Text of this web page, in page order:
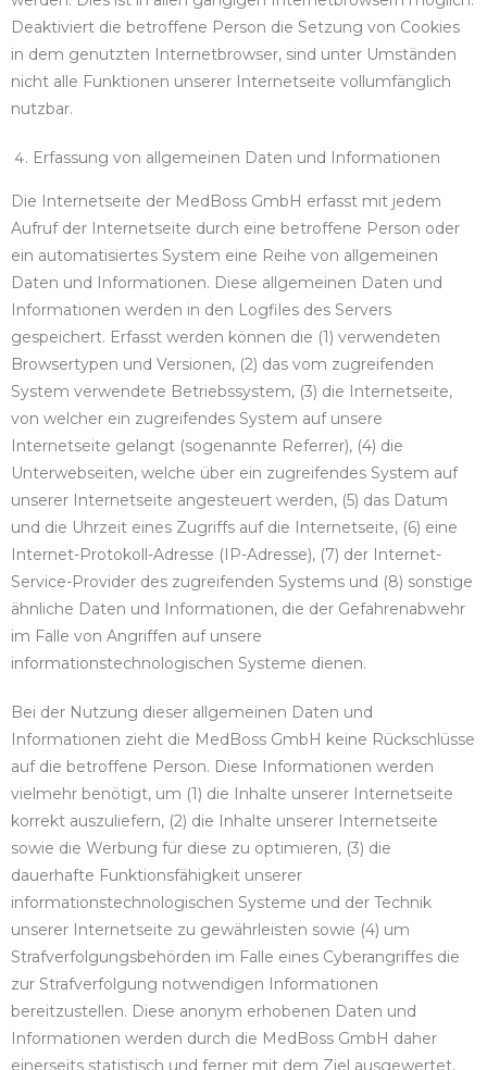
Deaktiviert die betroffene Person die Setzung von Cookies
in dem genutzten Internetbrowser, sind unter Umständen
nicht alle Funktionen unserer Internetseite vollumfänglich
nutzbar.
Erfassung von allgemeinen Daten und Informationen
Die Internetseite der MedBoss GmbH erfasst mit jedem
Aufruf der Internetseite durch eine betroffene Person oder
ein automatisiertes System eine Reihe von allgemeinen
Daten und Informationen. Diese allgemeinen Daten und
Informationen werden in den Logfiles des Servers
gespeichert. Erfasst werden können die (1) verwendeten
Browsertypen und Versionen, (2) das vom zugreifenden
System verwendete Betriebssystem, (3) die Internetseite,
von welcher ein zugreifendes System auf unsere
Internetseite gelangt (sogenannte Referrer), (4) die
Unterwebseiten, welche über ein zugreifendes System auf
unserer Internetseite angesteuert werden, (5) das Datum
und die Uhrzeit eines Zugriffs auf die Internetseite, (6) eine
Internet-Protokoll-Adresse (IP-Adresse), (7) der Internet-
Service-Provider des zugreifenden Systems und (8) sonstige
ähnliche Daten und Informationen, die der Gefahrenabwehr
im Falle von Angriffen auf unsere
informationstechnologischen Systeme dienen.
Bei der Nutzung dieser allgemeinen Daten und
Informationen zieht die MedBoss GmbH keine Rückschlüsse
auf die betroffene Person. Diese Informationen werden
vielmehr benötigt, um (1) die Inhalte unserer Internetseite
korrekt auszuliefern, (2) die Inhalte unserer Internetseite
sowie die Werbung für diese zu optimieren, (3) die
dauerhafte Funktionsfähigkeit unserer
informationstechnologischen Systeme und der Technik
unserer Internetseite zu gewährleisten sowie (4) um
Strafverfolgungsbehörden im Falle eines Cyberangriffes die
zur Strafverfolgung notwendigen Informationen
bereitzustellen. Diese anonym erhobenen Daten und
Informationen werden durch die MedBoss GmbH daher
einerseits statistisch und ferner mit dem Ziel ausgewertet,